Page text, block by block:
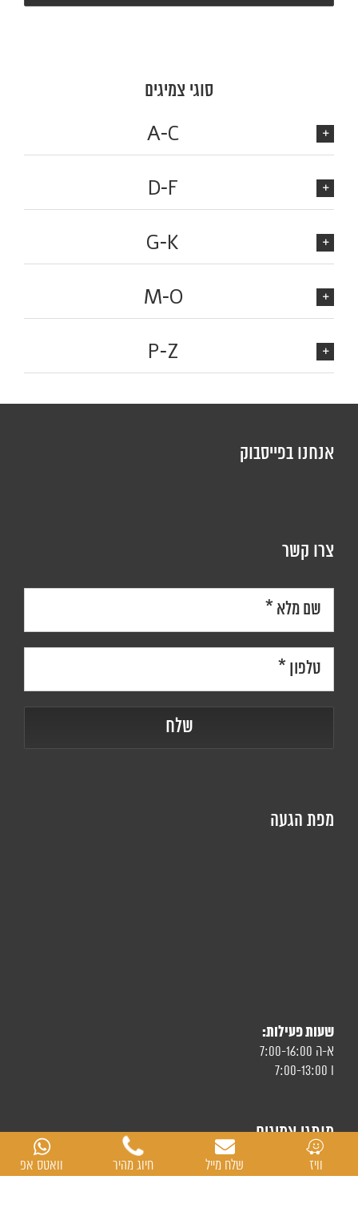
סוגי צמיגים
A-C
D-F
G-K
M-O
P-Z
אנחנו בפייסבוק
צרו קשר
מפת הגעה
שעות פעילות:
א-ה 7:00-16:00
ו 7:00-13:00
מותגי צמיגים
וויז שלח מייל חיוג מהיר וואטס אפ